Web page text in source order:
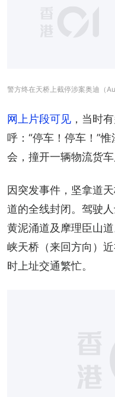
警方终在天桥上截停涉案奥迪（
网上片段可见 ，当时
呼：“停车！停车！”
会，撞开一辆物流货
因突发事件，坚拿道
道的全线封闭。驾驶
黄泥涌道及摩理臣山
峡天桥（来回方向）
时上址交通繁忙。